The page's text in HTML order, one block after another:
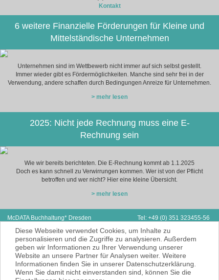
Kontakt
6 weitere Finanzielle Förderungen für Kleine und
Mittelständische Unternehmen
Unternehmen sind im Wettbewerb nicht immer auf sich selbst gestellt.
Immer wieder gibt es Fördermöglichkeiten. Manche sind sehr frei in der
Verwendung, andere schaffen durch Bedingungen Anreize für Unternehmen.
> mehr lesen
2025: Nicht jede Rechnung muss eine E-
Rechnung sein
Wie wir bereits berichteten. Die E-Rechnung kommt ab 1.1.2025
Doch es kann schnell zu Verwirrungen kommen. Wer ist von der Pflicht
betroffen und wer nicht? Hier eine kleine Übersicht.
> mehr lesen
McDATA Buchhaltung* Dresden
01187 Dresden
Tel: +49 (0) 351 323455-56
E-Mail:hp@mcdata.de
McDATA ist eine sehr gute Alternative zu
Ihrem Steuerberater zur Erbringung der
laufenden Finanz- und Lohnbuchhaltung*.
* = Erbracht werden nur Dienstleistungen
Diese Webseite verwendet Cookies, um Inhalte zu
personalisieren und die Zugriffe zu analysieren. Außerdem
geben wir Informationen zu Ihrer Verwendung unserer
Website an unsere Partner für Analysen weiter. Weitere
Informationen finden Sie in unserer Datenschutzerklärung.
Wenn Sie damit nicht einverstanden sind, können Sie die